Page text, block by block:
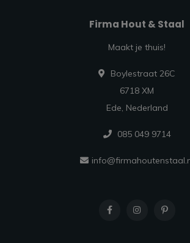
Firma Hout & Staal
Maakt je thuis!
Boylestraat 26C
6718 XM
Ede, Nederland
085 049 9714